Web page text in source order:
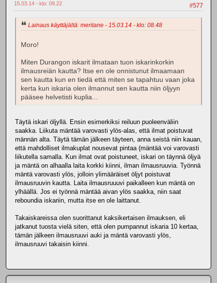
#577
15.03.14 - klo: 09.22
Lainaus käyttäjältä: meritane - 15.03.14 - klo: 08.48
Moro!
Miten Durangon iskarit ilmataan tuon iskarinkorkin
ilmausreiän kautta? Itse en ole onnistunut ilmaamaan
sen kautta kun en tiedä että miten se tapahtuu vaan joka
kerta kun iskaria olen ilmannut sen kautta niin öljyyn
pääsee helvetisti kuplia...
Täytä iskari öljyllä. Ensin esimerkiksi reiluun puoleenväliin
saakka. Liikuta mäntää varovasti ylös-alas, että ilmat poistuvat
männän alta. Täytä tämän jälkeen täyteen, anna seistä niin kauan,
että mahdolliset ilmakuplat nousevat pintaa (mäntää voi varovasti
liikutella samalla. Kun ilmat ovat poistuneet, iskari on täynnä öljyä
ja mäntä on alhaalla laita korkki kiinni, ilman ilmausruuvia. Työnnä
mäntä varovasti ylös, jolloin ylimääräiset öljyt poistuvat
ilmausruuvin kautta. Laita ilmausruuuvi paikalleen kun mäntä on
ylhäällä. Jos ei työnnä mäntää aivan ylös saakka, niin saat
reboundia iskariin, mutta itse en ole laittanut.
Takaiskareissa olen suorittanut kaksikertaisen ilmauksen, eli
jatkanut tuosta vielä siten, että olen pumpannut iskaria 10 kertaa,
tämän jälkeen ilmausruuvi auki ja mäntä varovasti ylös,
ilmausruuvi takaisin kiinni.